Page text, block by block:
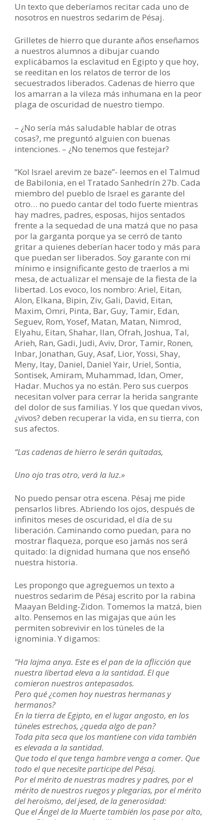
Un texto que deberíamos recitar cada uno de
nosotros en nuestros sedarim de Pésaj.
Grilletes de hierro que durante años enseñamos
a nuestros alumnos a dibujar cuando
explicábamos la esclavitud en Egipto y que hoy,
se reeditan en los relatos de terror de los
secuestrados liberados. Cadenas de hierro que
los amarran a la vileza más inhumana en la peor
plaga de oscuridad de nuestro tiempo.
– ¿No sería más saludable hablar de otras
cosas?, me preguntó alguien con buenas
intenciones. – ¿No tenemos que festejar?
“Kol Israel arevim ze baze”- leemos en el Talmud
de Babilonia, en el Tratado Sanhedrín 27b. Cada
miembro del pueblo de Israel es garante del
otro… no puedo cantar del todo fuerte mientras
hay madres, padres, esposas, hijos sentados
frente a la sequedad de una matzá que no pasa
por la garganta porque ya se cerró de tanto
gritar a quienes deberían hacer todo y más para
que puedan ser liberados. Soy garante con mi
mínimo e insignificante gesto de traerlos a mi
mesa, de actualizar el mensaje de la fiesta de la
libertad. Los evoco, los nombro: Ariel, Eitan,
Alon, Elkana, Bipin, Ziv, Gali, David, Eitan,
Maxim, Omri, Pinta, Bar, Guy, Tamir, Edan,
Seguev, Rom, Yosef, Matan, Matan, Nimrod,
Elyahu, Eitan, Shahar, Ilan, Ofrah, Joshua, Tal,
Arieh, Ran, Gadi, Judi, Aviv, Dror, Tamir, Ronen,
Inbar, Jonathan, Guy, Asaf, Lior, Yossi, Shay,
Meny, Itay, Daniel, Daniel Yair, Uriel, Sontia,
Sontisek, Amiram, Muhammad, Idan, Omer,
Hadar. Muchos ya no están. Pero sus cuerpos
necesitan volver para cerrar la herida sangrante
del dolor de sus familias. Y los que quedan vivos,
¿vivos? deben recuperar la vida, en su tierra, con
sus afectos.
“Las cadenas de hierro le serán quitadas,
Uno ojo tras otro, verá la luz.»
No puedo pensar otra escena. Pésaj me pide
pensarlos libres. Abriendo los ojos, después de
infinitos meses de oscuridad, el día de su
liberación. Caminando como puedan, para no
mostrar flaqueza, porque eso jamás nos será
quitado: la dignidad humana que nos enseñó
nuestra historia.
Les propongo que agreguemos un texto a
nuestros sedarim de Pésaj escrito por la rabina
Maayan Belding-Zidon. Tomemos la matzá, bien
alto. Pensemos en las migajas que aún les
permiten sobrevivir en los túneles de la
ignominia. Y digamos:
“Ha lajma anya. Este es el pan de la aflicción que
nuestra libertad eleva a la santidad. El que
comieron nuestros antepasados.
Pero qué ¿comen hoy nuestras hermanas y
hermanos?
En la tierra de Egipto, en el lugar angosto, en los
túneles estrechos, ¿queda algo de pan?
Toda pita seca que los mantiene con vida también
es elevada a la santidad.
Que todo el que tenga hambre venga a comer. Que
todo el que necesite participe del Pésaj.
Por el mérito de nuestras madres y padres, por el
mérito de nuestros ruegos y plegarias, por el mérito
del heroísmo, del jesed, de la generosidad:
Que el Ángel de la Muerte también los pase por alto,